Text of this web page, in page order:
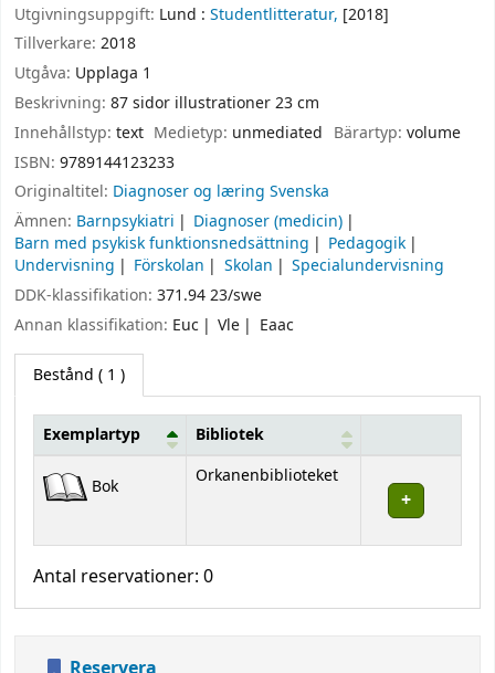
Utgivningsuppgift: Lund : Studentlitteratur, [2018]
Tillverkare: 2018
Utgåva: Upplaga 1
Beskrivning: 87 sidor illustrationer 23 cm
Innehållstyp: text Medietyp: unmediated Bärartyp: volume
ISBN: 9789144123233
Originaltitel: Diagnoser og læring Svenska
Ämnen: Barnpsykiatri
Diagnoser (medicin)
Barn med psykisk funktionsnedsättning
Pedagogik
Undervisning
Förskolan Skolan
Specialundervisning
DDK-klassifikation: 371.94 23/swe
Annan klassifikation: Euc Vle Eaac
Bestånd ( 1 )
Exemplartyp Bibliotek
Bok Orkanenbiblioteket
Antal reservationer: 0